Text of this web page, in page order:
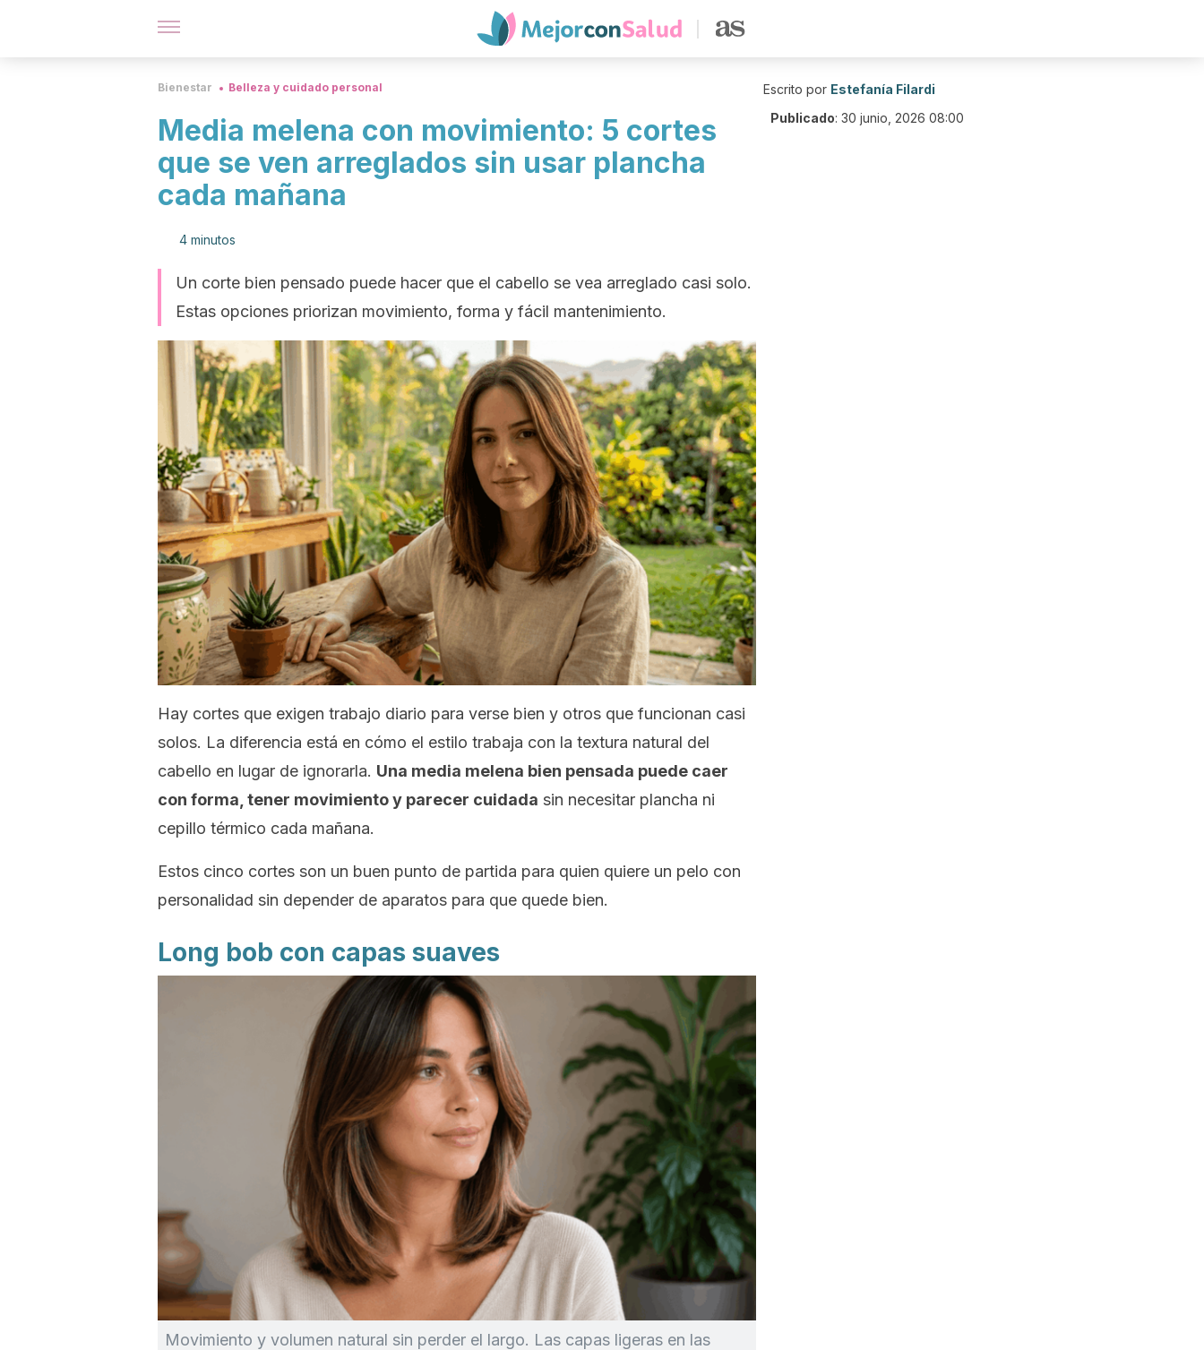
Bienestar Belleza y cuidado personal
Media melena con movimiento: 5 cortes
que se ven arreglados sin usar plancha
cada mañana
4 minutos
Un corte bien pensado puede hacer que el cabello se vea arreglado casi solo.
Estas opciones priorizan movimiento, forma y fácil mantenimiento.
Hay cortes que exigen trabajo diario para verse bien y otros que funcionan casi
solos. La diferencia está en cómo el estilo trabaja con la textura natural del
cabello en lugar de ignorarla. Una media melena bien pensada puede caer
con forma, tener movimiento y parecer cuidada sin necesitar plancha ni
cepillo térmico cada mañana.
Estos cinco cortes son un buen punto de partida para quien quiere un pelo con
personalidad sin depender de aparatos para que quede bien.
Long bob con capas suaves
Movimiento y volumen natural sin perder el largo. Las capas ligeras en las
Escrito por Estefanía Filardi
Publicado: 30 junio, 2026 08:00